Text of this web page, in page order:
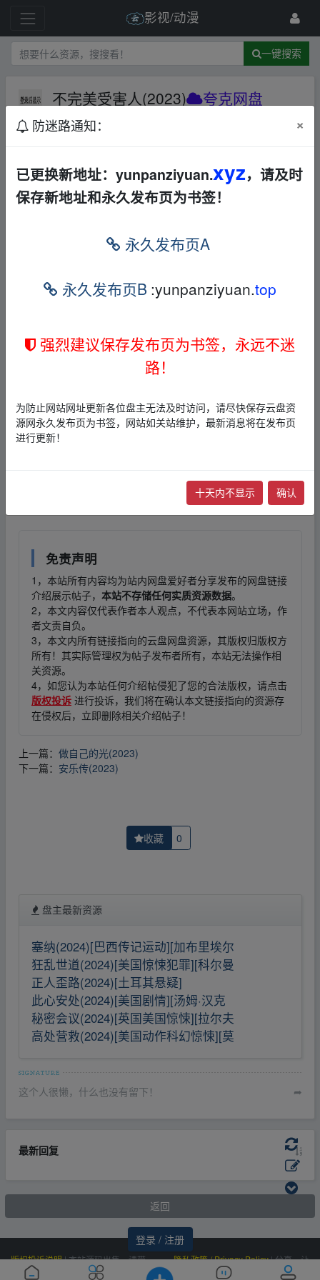
登录 / 注册
影视/动漫
一键搜索
不完美受害人(2023) 夸克网盘
61 级 小破笨
‥fr‥om w ww.y un﹏pan zi▂yu、an.xy z
夸克APP」即可获取。
无需下载在线播放视频，畅享原画5倍速，支
y z
动作丹风恒山永红多好 ‥fr‥om w ww.y un﹏pan
/!9f5731c5iL!:/
链接：
免责声明
1，本站所有内容均为站内网盘爱好者分享发布的网盘链接
介绍展示帖子， 本站不存储任何实质资源数据。
2，本文内容仅代表作者本人观点，不代表本网站立场，作
者文责自负。
3，本文内所有链接指向的云盘网盘资源，其版权归版权方
所有！其实际管理权为帖子发布者所有，本站无法操作相
关资源。
4，如您认为本站任何介绍帖侵犯了您的合法版权，请点击
版权投诉 进行投诉，我们将在确认本文链接指向的资源存
在侵权后，立即删除相关介绍帖子！
上一篇： 做自己的光(2023)
下一篇： 安乐传(2023)
收藏 0
盘主最新资源
塞纳(2024)[巴西传记运动][加布里埃尔
狂乱世道(2024)[美国惊悚犯罪][科尔曼
正人歪路(2024)[土耳其悬疑]
此心安处(2024)[美国剧情][汤姆·汉克
秘密会议(2024)[英国美国惊悚][拉尔夫
高处营救(2024)[美国动作科幻惊悚][莫
这个人很懒，什么也没有留下！ ➦
最新回复
返回
版权投诉说明|本站源码出售，请带
价邮箱联系，非诚勿扰！
隐私政策 / Privacy Policy|分享，让
资源更有价值！
防迷路通知： ×
已更换新地址：yunpanziyuan.xyz，请及时
保存新地址和永久发布页为书签！
永久发布页A
永久发布页B :yunpanziyuan.top
强烈建议保存发布页为书签，永远不迷
路！
为防止网站网址更新各位盘主无法及时访问，请尽快保存云盘资
源网永久发布页为书签，网站如关站维护，最新消息将在发布页
进行更新！
十天内不显示 确认